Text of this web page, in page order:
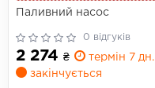
Паливний насос
0 відгуків
2 274 ₴
термін 7 дн.
закінчується